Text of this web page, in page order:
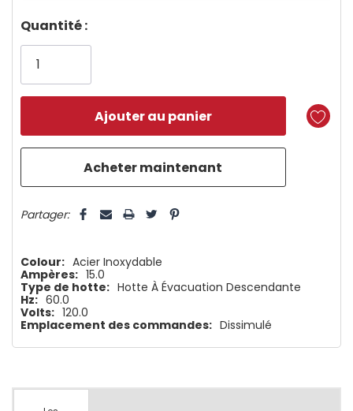
Dépêchez-
vous!
plus
Quantité :
Partager:
Colour: Acier Inoxydable
Ampères: 15.0
Type de hotte: Hotte À Évacuation Descendante
Hz: 60.0
Volts: 120.0
Emplacement des commandes: Dissimulé